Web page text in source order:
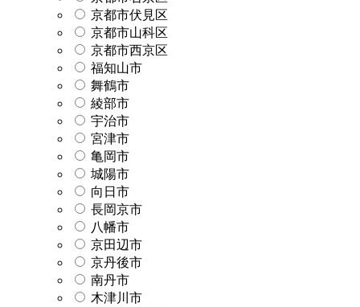
京都市伏見区
京都市山科区
京都市西京区
福知山市
舞鶴市
綾部市
宇治市
宮津市
亀岡市
城陽市
向日市
長岡京市
八幡市
京田辺市
京丹後市
南丹市
木津川市